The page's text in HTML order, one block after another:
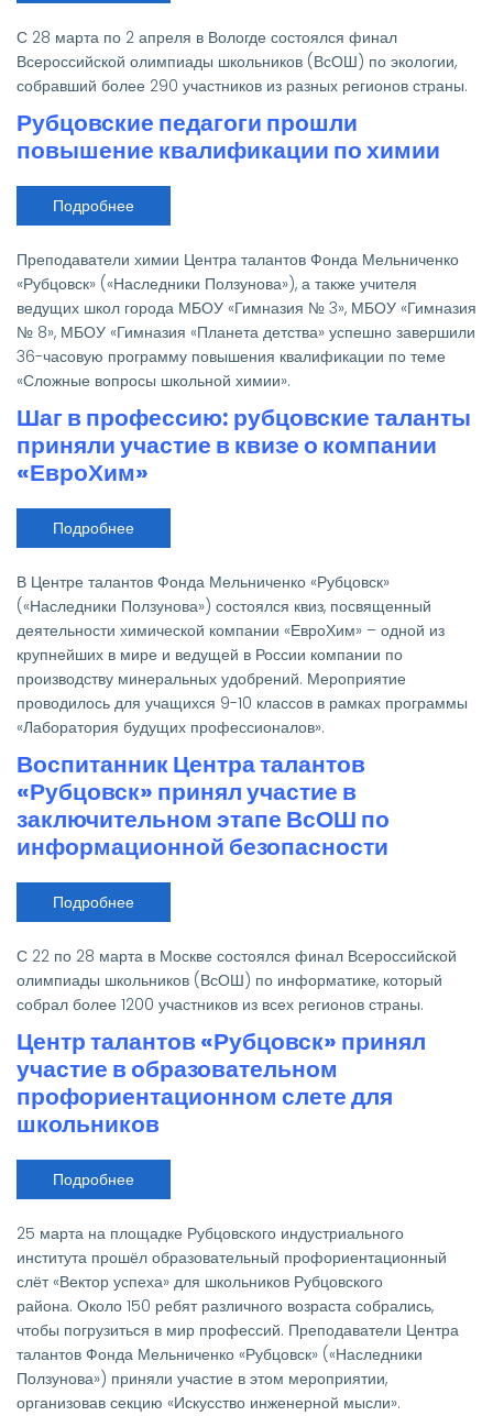
Рубцовска
принял
участие
финале
по
экологии
С 28 марта по 2 апреля в Вологде состоялся финал
Всероссийской олимпиады школьников (ВсОШ) по экологии,
собравший более 290 участников из разных регионов страны.
Рубцовские педагоги прошли
повышение квалификации по химии
Подробнее
Рубцовские
прошли
повышение
квалификации
химии
Преподаватели химии Центра талантов Фонда Мельниченко
«Рубцовск» («Наследники Ползунова»), а также учителя
ведущих школ города МБОУ «Гимназия № 3», МБОУ «Гимназия
№ 8», МБОУ «Гимназия «Планета детства» успешно завершили
36-часовую программу повышения квалификации по теме
«Сложные вопросы школьной химии».
Шаг в профессию: рубцовские таланты
приняли участие в квизе о компании
«ЕвроХим»
Подробнее
Шаг
профессию:
рубцовские
таланты
приняли
участие
в
квизе
о
компании
«ЕвроХим»
В Центре талантов Фонда Мельниченко «Рубцовск»
(«Наследники Ползунова») состоялся квиз, посвященный
деятельности химической компании «ЕвроХим» – одной из
крупнейших в мире и ведущей в России компании по
производству минеральных удобрений. Мероприятие
проводилось для учащихся 9-10 классов в рамках программы
«Лаборатория будущих профессионалов».
Воспитанник Центра талантов
«Рубцовск» принял участие в
заключительном этапе ВсОШ по
информационной безопасности
Подробнее
Воспитанник
талантов
«Рубцовск»
принял
участие
в
этапе
ВсОШ
по
информационной
безопасности
С 22 по 28 марта в Москве состоялся финал Всероссийской
олимпиады школьников (ВсОШ) по информатике, который
собрал более 1200 участников из всех регионов страны.
Центр талантов «Рубцовск» принял
участие в образовательном
профориентационном слете для
школьников
Подробнее
Центр
«Рубцовск»
принял
участие
образовательном
профориентационном
слете
для
школьников
25 марта на площадке Рубцовского индустриального
института прошёл образовательный профориентационный
слёт «Вектор успеха» для школьников Рубцовского
района. Около 150 ребят различного возраста собрались,
чтобы погрузиться в мир профессий. Преподаватели Центра
талантов Фонда Мельниченко «Рубцовск» («Наследники
Ползунова») приняли участие в этом мероприятии,
организовав секцию «Искусство инженерной мысли».